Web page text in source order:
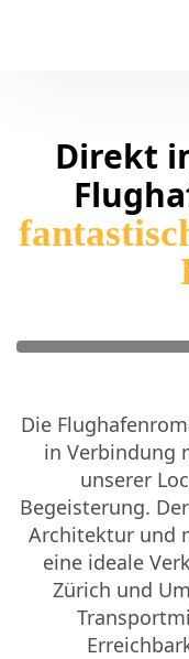
Direkt
Die
in Verbindung
unserer
Begeisterung.
Architektur und
eine ideale
Zürich und